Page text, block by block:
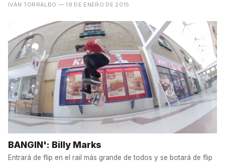
IVÁN TORRALBO — 19 DE ENERO DE 2015
BANGIN': Billy Marks
Entrará de flip en el rail más grande de todos y se botará de flip